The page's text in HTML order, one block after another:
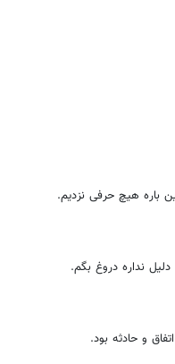
باره هیچ حرفی نزدیم.
نداره دروغ بگم.
و حادثه بود.